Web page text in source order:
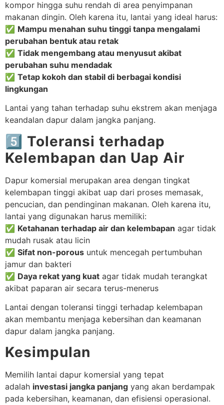
kompor hingga suhu rendah di area penyimpanan
makanan dingin. Oleh karena itu, lantai yang ideal harus:
✅ Mampu menahan suhu tinggi tanpa mengalami
perubahan bentuk atau retak
✅ Tidak mengembang atau menyusut akibat
perubahan suhu mendadak
✅ Tetap kokoh dan stabil di berbagai kondisi
lingkungan
Lantai yang tahan terhadap suhu ekstrem akan menjaga
keandalan dapur dalam jangka panjang.
5️⃣ Toleransi terhadap
Kelembapan dan Uap Air
Dapur komersial merupakan area dengan tingkat
kelembapan tinggi akibat uap dari proses memasak,
pencucian, dan pendinginan makanan. Oleh karena itu,
lantai yang digunakan harus memiliki:
✅ Ketahanan terhadap air dan kelembapan agar tidak
mudah rusak atau licin
✅ Sifat non-porous untuk mencegah pertumbuhan
jamur dan bakteri
✅ Daya rekat yang kuat agar tidak mudah terangkat
akibat paparan air secara terus-menerus
Lantai dengan toleransi tinggi terhadap kelembapan
akan membantu menjaga kebersihan dan keamanan
dapur dalam jangka panjang.
Kesimpulan
Memilih lantai dapur komersial yang tepat
adalah investasi jangka panjang yang akan berdampak
pada kebersihan, keamanan, dan efisiensi operasional.